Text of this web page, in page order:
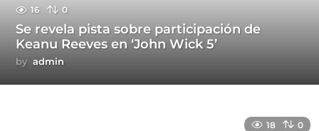
16 0
Se revela pista sobre participación de
Keanu Reeves en ‘John Wick 5’
by admin
18 0